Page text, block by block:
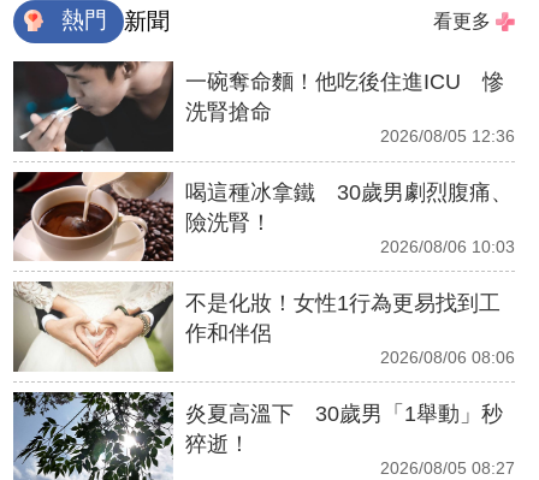
熱門 新聞 看更多
一碗奪命麵！他吃後住進ICU 慘
洗腎搶命
2026/08/05 12:36
喝這種冰拿鐵 30歲男劇烈腹痛、
險洗腎！
2026/08/06 10:03
不是化妝！女性1行為更易找到工
作和伴侶
2026/08/06 08:06
炎夏高溫下 30歲男「1舉動」秒
猝逝！
2026/08/05 08:27